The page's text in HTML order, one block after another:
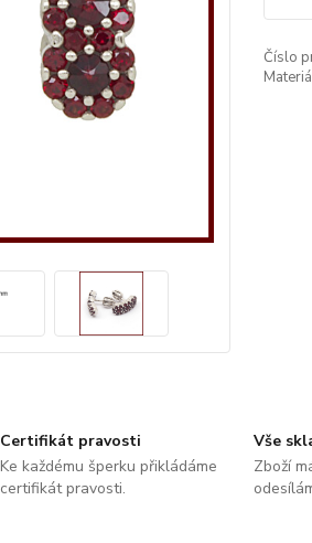
Číslo
Certifikát pravosti
Ke každému šperku přikládáme
certifikát pravosti.
Vše
Zboží